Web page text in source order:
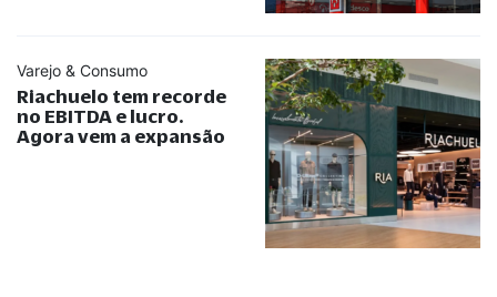
Varejo & Consumo
Riachuelo tem recorde
no EBITDA e lucro.
Agora vem a expansão